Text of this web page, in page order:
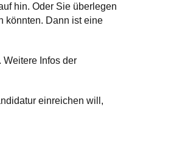
hin. Oder Sie überlegen
könnten. Dann ist eine
Weitere Infos der
einreichen will,